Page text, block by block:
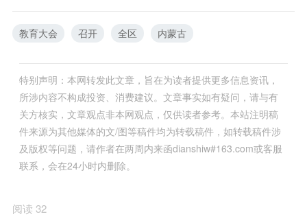
教育大会 召开 全区 内蒙古
特别声明：本网转发此文章，旨在为读者提供更多信息资讯，
所涉内容不构成投资、消费建议。文章事实如有疑问，请与有
关方核实，文章观点非本网观点，仅供读者参考。本站注明稿
件来源为其他媒体的文/图等稿件均为转载稿件，如转载稿件涉
及版权等问题，请作者在两周内来函dianshiw#163.com或客服
联系，会在24小时内删除。
阅读 32